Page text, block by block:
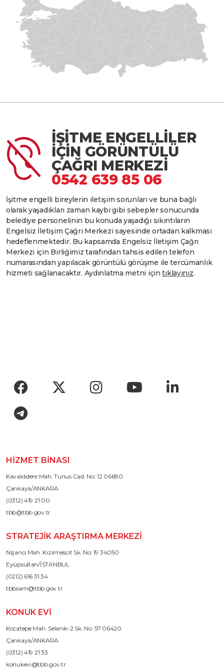
İŞİTME ENGELLİLER
İÇİN GÖRÜNTÜLÜ
ÇAĞRI MERKEZİ
0542 639 85 06
İşitme engelli bireylerin iletişim sorunları ve buna bağlı
olarak yaşadıkları zaman kaybı gibi sebepler sonucunda
belediye personelinin bu konuda yaşadığı sıkıntıların
Engelsiz İletişim Çağrı Merkezi sayesinde ortadan kalkması
hedeflenmektedir. Bu kapsamda Engelsiz İletişim Çağrı
Merkezi için Birliğimiz tarafından tahsis edilen telefon
numarasından yapılacak görüntülü görüşme ile tercümanlık
hizmeti sağlanacaktır. Aydınlatma metni içintıklayınız.
Social menu
HIZMET BINASI
Kavaklıdere Mah. Tunus Cad. No: 12 06680
Çankaya/ANKARA
(0312) 419 21 00
tbb@tbb.gov.tr
STRATEJIK ARAŞTIRMA MERKEZI
Nişancı Mah. Kızılmescit Sk. No: 19 34050
Eyüpsultan/İSTANBUL
(0212) 616 31 34
tbbsam@tbb.gov.tr
KONUK EVI
Kocatepe Mah. Selanik-2 Sk. No: 57 06420
Çankaya/ANKARA
(0312) 419 21 33
konukevi@tbb.gov.tr